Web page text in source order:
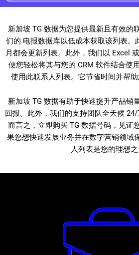
新加坡 TG 数据为您提供最新且有效的
们的 电报数据库以低成本获取该列表。
月都会更新列表。此外，我们以 Excel
便您轻松将其与您的 CRM 软件结合使
使用此联系人列表。它节省时间并帮助
新加坡 TG 数据有助于快速提升产品销
回报。此外，我们的支持团队全天候
而言之，立即购买 TG 数据号码，见证
果您想快速发展业务并在数字营销领域
人列表是您的理想之